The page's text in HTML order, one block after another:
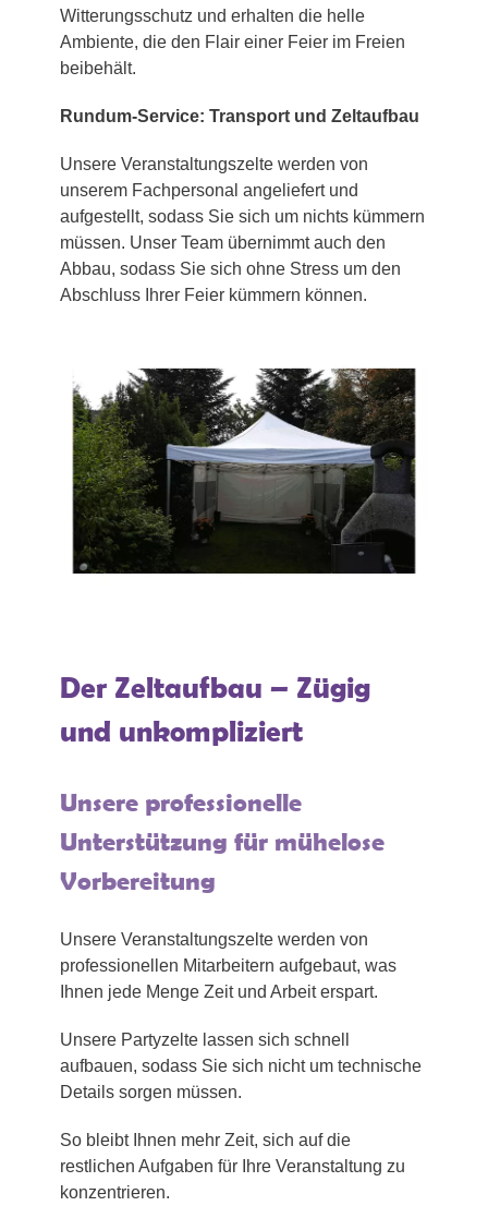
Witterungsschutz und erhalten die helle
Ambiente, die den Flair einer Feier im Freien
beibehält.
Rundum-Service: Transport und Zeltaufbau
Unsere Veranstaltungszelte werden von
unserem Fachpersonal angeliefert und
aufgestellt, sodass Sie sich um nichts kümmern
müssen. Unser Team übernimmt auch den
Abbau, sodass Sie sich ohne Stress um den
Abschluss Ihrer Feier kümmern können.
Der Zeltaufbau – Zügig
und unkompliziert
Unsere professionelle
Unterstützung für mühelose
Vorbereitung
Unsere Veranstaltungszelte werden von
professionellen Mitarbeitern aufgebaut, was
Ihnen jede Menge Zeit und Arbeit erspart.
Unsere Partyzelte lassen sich schnell
aufbauen, sodass Sie sich nicht um technische
Details sorgen müssen.
So bleibt Ihnen mehr Zeit, sich auf die
restlichen Aufgaben für Ihre Veranstaltung zu
konzentrieren.